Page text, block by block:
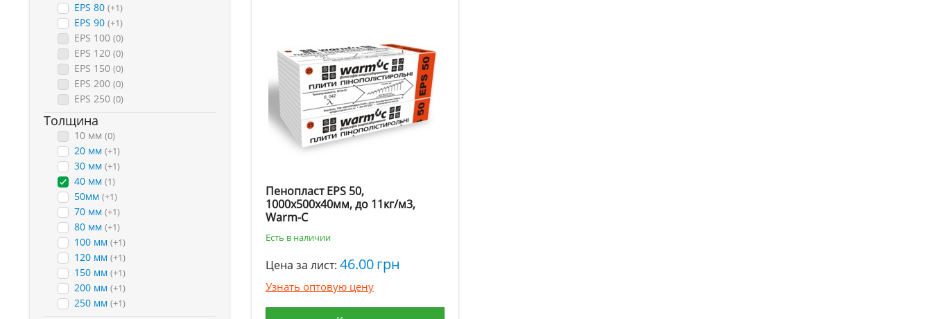
EPS 80 (+1)
EPS 90 (+1)
EPS 100 (0)
EPS 120 (0)
EPS 150 (0)
EPS 200 (0)
EPS 250 (0)
Толщина
10 мм (0)
20 мм (+1)
30 мм (+1)
40 мм (1)
50мм (+1)
70 мм (+1)
80 мм (+1)
100 мм (+1)
120 мм (+1)
150 мм (+1)
200 мм (+1)
250 мм (+1)
Пенопласт EPS 50,
1000х500х40мм, до 11кг/м3,
Warm-C
Есть в наличии
Цена за лист: 46.00грн
Узнать оптовую цену